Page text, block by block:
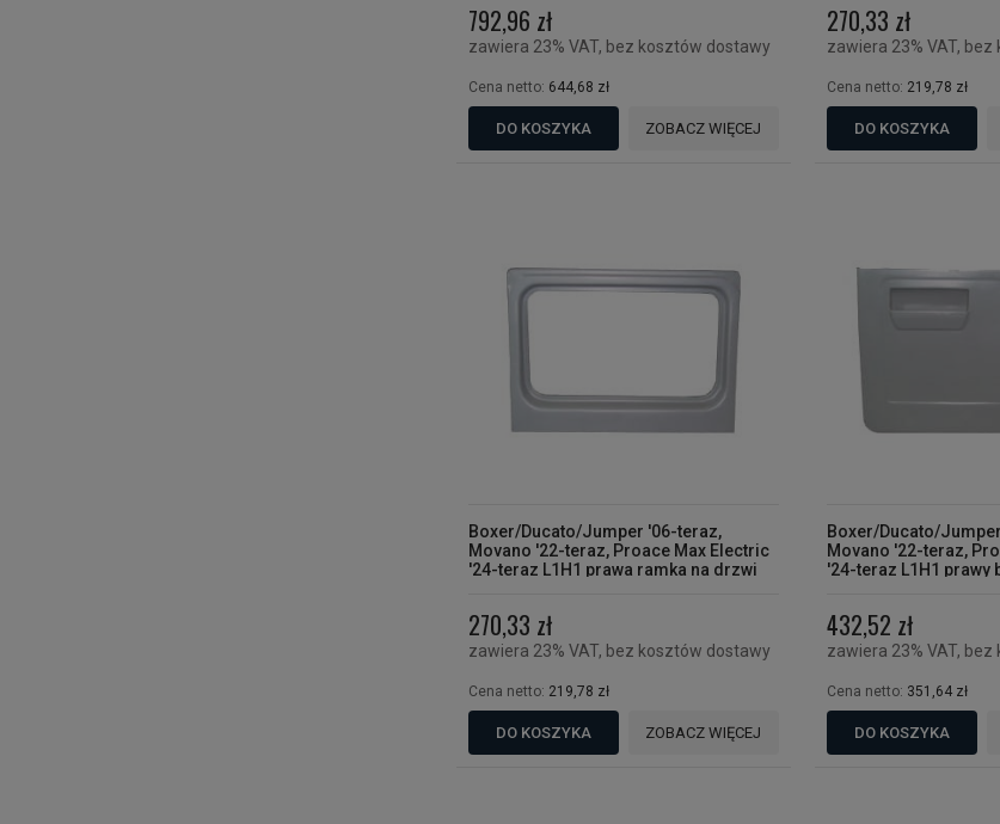
792,96 zł
zawiera 23% VAT, bez kosztów dostawy
Cena netto: 644,68 zł
DO KOSZYKA ZOBACZ WIĘCEJ
270,33 zł
zawiera 23% VAT,
Cena netto: 219,78 zł
DO KOSZYKA
Boxer/Ducato/Jumper '06-teraz,
Movano '22-teraz, Proace Max Electric
'24-teraz L1H1 prawa ramka na drzwi
270,33 zł
zawiera 23% VAT, bez kosztów dostawy
Cena netto: 219,78 zł
DO KOSZYKA ZOBACZ WIĘCEJ
Boxer/Ducato/
Movano '22-teraz,
'24-teraz L1H1 prawy
432,52 zł
zawiera 23% VAT,
Cena netto: 351,64 zł
DO KOSZYKA